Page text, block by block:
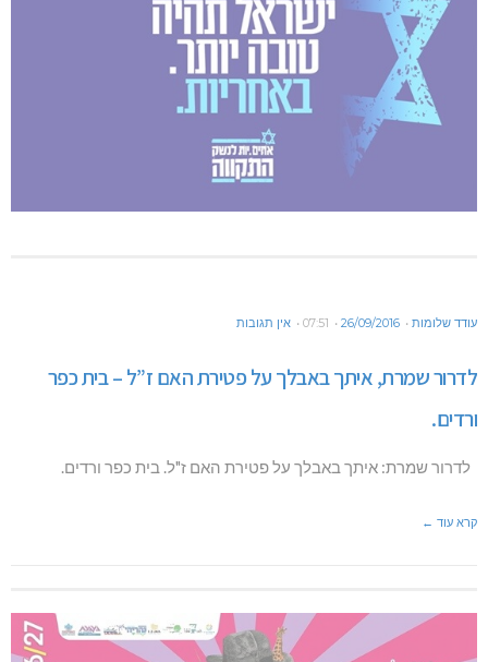
עודד שלומות 26/09/2016
07:51 אין תגובות
לדרור שמרת, איתך באבלך על פטירת האם ז”ל – בית כפר
ורדים.
לדרור שמרת: איתך באבלך על פטירת האם ז"ל. בית כפר ורדים.
קרא עוד ←